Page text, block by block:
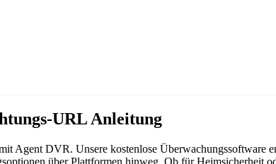
URL Anleitung
Agent DVR. Unsere kostenlose